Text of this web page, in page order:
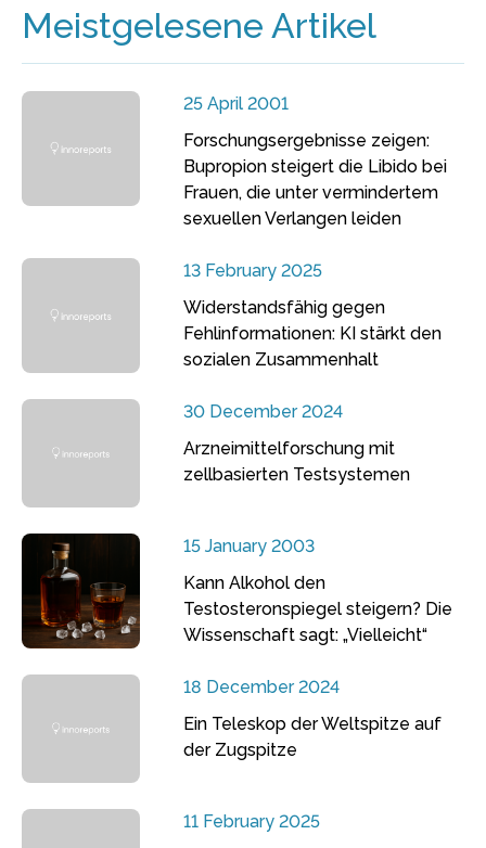
Meistgelesene Artikel
25 April 2001
Forschungsergebnisse zeigen:
Bupropion steigert die Libido bei
Frauen, die unter vermindertem
sexuellen Verlangen leiden
13 February 2025
Widerstandsfähig gegen
Fehlinformationen: KI stärkt den
sozialen Zusammenhalt
30 December 2024
Arzneimittelforschung mit
zellbasierten Testsystemen
15 January 2003
Kann Alkohol den
Testosteronspiegel steigern? Die
Wissenschaft sagt: „Vielleicht“
18 December 2024
Ein Teleskop der Weltspitze auf
der Zugspitze
11 February 2025